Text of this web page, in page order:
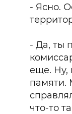
- Ясно.
- Да, ты
еще. Ну,
памяти.
что-то